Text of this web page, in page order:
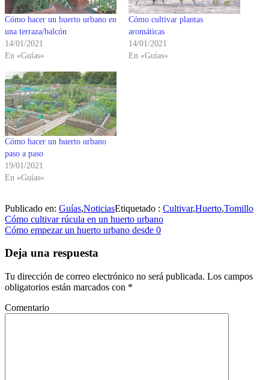
Cómo hacer un huerto urbano en
una terraza/balcón
14/01/2021
En «Guías»
Cómo cultivar plantas
aromáticas
14/01/2021
En «Guías»
Cómo hacer un huerto urbano
paso a paso
19/01/2021
En «Guías»
Publicado en: Guías,NoticiasEtiquetado : Cultivar,Huerto,Tomillo
Navegación
de
entradas
Cómo cultivar rúcula en un huerto urbano
Cómo empezar un huerto urbano desde 0
Deja una respuesta
Tu dirección de correo electrónico no será publicada. Los campos
obligatorios están marcados con *
Comentario